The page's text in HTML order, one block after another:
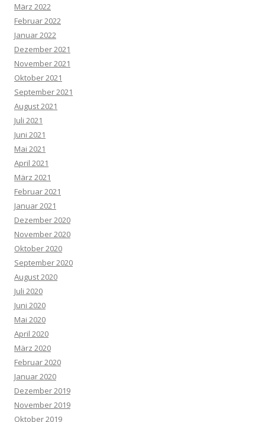
März 2022
Februar 2022
Januar 2022
Dezember 2021
November 2021
Oktober 2021
September 2021
August 2021
Juli 2021
Juni 2021
Mai 2021
April 2021
März 2021
Februar 2021
Januar 2021
Dezember 2020
November 2020
Oktober 2020
September 2020
August 2020
Juli 2020
Juni 2020
Mai 2020
April 2020
März 2020
Februar 2020
Januar 2020
Dezember 2019
November 2019
Oktober 2019